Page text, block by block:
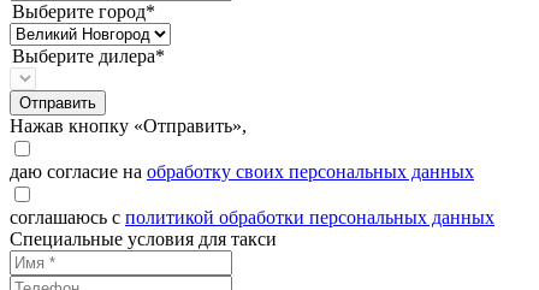
Выберите город*
Выберите дилера*
Отправить
Нажав кнопку «Отправить»,
даю согласие на обработку своих персональных данных
соглашаюсь с политикой обработки персональных данных
Специальные условия для такси